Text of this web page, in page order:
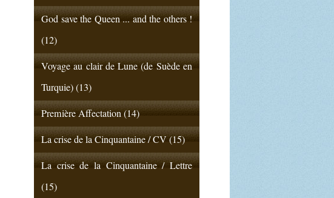
God save the Queen ... and the others !
(12)
Voyage au clair de Lune (de Suède en
Turquie) (13)
Première Affectation (14)
La crise de la Cinquantaine / CV (15)
La crise de la Cinquantaine / Lettre
(15)